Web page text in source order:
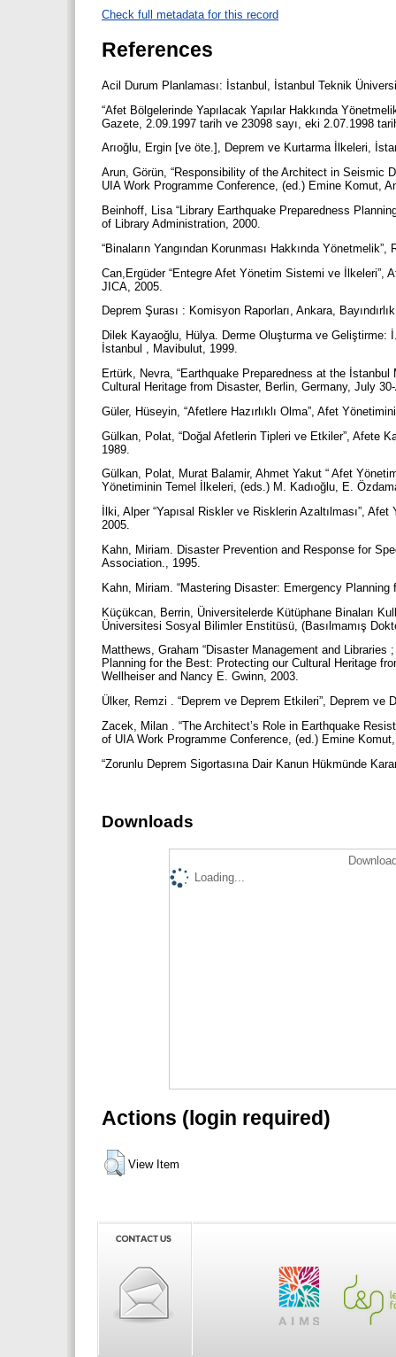
Check full metadata for this record
References
Acil Durum Planlaması: İstanbul, İstanbul Teknik
“Afet Bölgelerinde Yapılacak Yapılar Hakkında
Gazete, 2.09.1997 tarih ve 23098 sayı, eki 2.07.1998
Arıoğlu, Ergin [ve öte.], Deprem ve Kurtarma İlkeleri,
Arun, Görün, “Responsibility of the Architect in Seismic
UIA Work Programme Conference, (ed.) Emine Komut,
Beinhoff, Lisa “Library Earthquake Preparedness
of Library Administration, 2000.
“Binaların Yangından Korunması Hakkında
Can,Ergüder “Entegre Afet Yönetim Sistemi ve İlkeleri”,
JICA, 2005.
Deprem Şurası : Komisyon Raporları, Ankara,
Dilek Kayaoğlu, Hülya. Derme Oluşturma ve Geliştirme:
İstanbul , Mavibulut, 1999.
Ertürk, Nevra, “Earthquake Preparedness at the
Cultural Heritage from Disaster, Berlin, Germany, July
Güler, Hüseyin, “Afetlere Hazırlıklı Olma”, Afet
Gülkan, Polat, “Doğal Afetlerin Tipleri ve Etkiler”, Afete
1989.
Gülkan, Polat, Murat Balamir, Ahmet Yakut “ Afet
Yönetiminin Temel İlkeleri, (eds.) M. Kadıoğlu, E.
İlki, Alper “Yapısal Riskler ve Risklerin Azaltılması”,
2005.
Kahn, Miriam. Disaster Prevention and Response for
Association., 1995.
Kahn, Miriam. “Mastering Disaster: Emergency
Küçükcan, Berrin, Üniversitelerde Kütüphane Binaları
Üniversitesi Sosyal Bilimler Enstitüsü, (Basılmamış
Matthews, Graham “Disaster Management and
Planning for the Best: Protecting our Cultural Heritage
Wellheiser and Nancy E. Gwinn, 2003.
Ülker, Remzi . “Deprem ve Deprem Etkileri”, Deprem
Zacek, Milan . “The Architect’s Role in Earthquake
of UIA Work Programme Conference, (ed.) Emine
“Zorunlu Deprem Sigortasına Dair Kanun Hükmünde
Downloads
Loading...
Actions (login required)
View Item